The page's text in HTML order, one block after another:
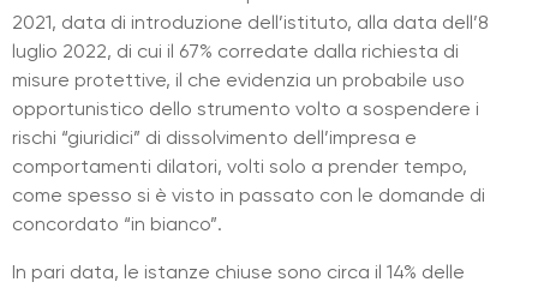
2021, data di introduzione dell’istituto, alla data dell’8
luglio 2022, di cui il 67% corredate dalla richiesta di
misure protettive, il che evidenzia un probabile uso
opportunistico dello strumento volto a sospendere i
rischi “giuridici” di dissolvimento dell’impresa e
comportamenti dilatori, volti solo a prender tempo,
come spesso si è visto in passato con le domande di
concordato “in bianco”.
In pari data, le istanze chiuse sono circa il 14% delle